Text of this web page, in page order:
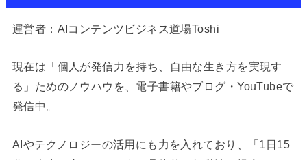
運営者：AIコンテンツビジネス道場Toshi
現在は「個人が発信力を持ち、自由な生き方を実現す
る」ためのノウハウを、電子書籍やブログ・YouTubeで
発信中。
AIやテクノロジーの活用にも力を入れており、「1日15